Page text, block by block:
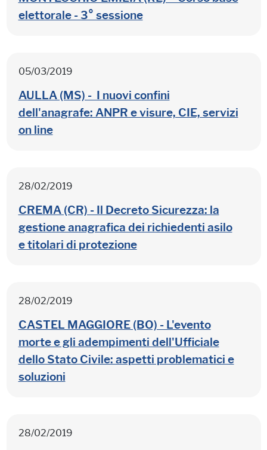
elettorale - 3° sessione
05/03/2019
AULLA (MS) - I nuovi confini
dell'anagrafe: ANPR e visure, CIE, servizi
on line
28/02/2019
CREMA (CR) - Il Decreto Sicurezza: la
gestione anagrafica dei richiedenti asilo
e titolari di protezione
28/02/2019
CASTEL MAGGIORE (BO) - L'evento
morte e gli adempimenti dell'Ufficiale
dello Stato Civile: aspetti problematici e
soluzioni
28/02/2019